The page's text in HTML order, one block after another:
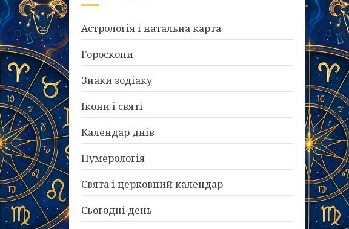
Астрологія і натальна карта
Гороскопи
Знаки зодіаку
Ікони і святі
Календар днів
Нумерологія
Свята і церковний календар
Сьогодні день